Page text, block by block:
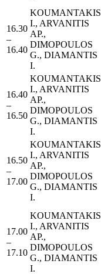
16.30
–
16.40
KOUMANTAKIS
I., ARVANITIS
AP.,
DIMOPOULOS
G., DIAMANTIS
I.
16.40
–
16.50
KOUMANTAKIS
I., ARVANITIS
AP.,
DIMOPOULOS
G., DIAMANTIS
I.
16.50
–
17.00
KOUMANTAKIS
I., ARVANITIS
AP.,
DIMOPOULOS
G., DIAMANTIS
I.
17.00
–
17.10
KOUMANTAKIS
I., ARVANITIS
AP.,
DIMOPOULOS
G., DIAMANTIS
I.